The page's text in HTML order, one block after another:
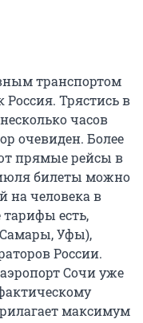
транспортом
Трястись в
часов
очевиден. Более
прямые рейсы в
билеты можно
на человека в
тарифы есть,
Уфы),
России.
Сочи уже
максимум